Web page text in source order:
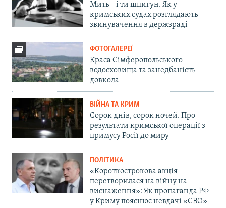
Мить – і ти шпигун. Як у
кримських судах розглядають
звинувачення в держзраді
ФОТОГАЛЕРЕЇ
Краса Сімферопольського
водосховища та занедбаність
довкола
ВІЙНА ТА КРИМ
Сорок днів, сорок ночей. Про
результати кримської операції з
примусу Росії до миру
ПОЛІТИКА
«Короткострокова акція
перетворилася на війну на
виснаження»: Як пропаганда РФ
у Криму пояснює невдачі «СВО»